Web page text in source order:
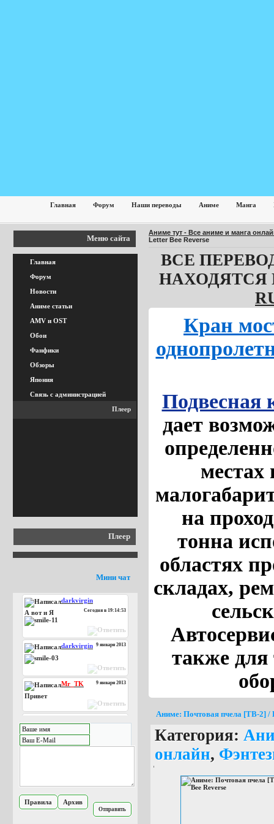
Главная Форум Наши переводы Аниме Манга
Меню сайта
Главная
Форум
Новости
Аниме статьи
AMV и OST
Обои
Фанфики
Обзоры
Япония
Связь с администрацией
Плеер
Плеер
Мини чат
darkvirgin
Сегодня в 19:14:53
А вот и Я
darkvirgin 9 января 2013
Mr_TK 9 января 2013
Привет
ублюдки?)
bansian 8 января 2013
Аниме тут - Все аниме и манга
Letter Bee Reverse
ВСЕ
НАХОДЯТСЯ
Кран
Подвесная
дает
местах
на
тонна
областях
складах,
также для
Аниме: Почтовая пчела [ТВ-2] /
Категория:
онлайн,